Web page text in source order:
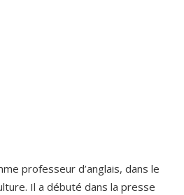
professeur d’anglais, dans le
Il a débuté dans la presse